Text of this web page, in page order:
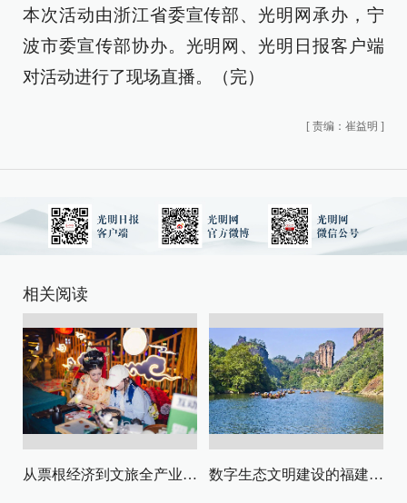
本次活动由浙江省委宣传部、光明网承办，宁
波市委宣传部协办。光明网、光明日报客户端
对活动进行了现场直播。（完）
[ 责编：崔益明 ]
相关阅读
从票根经济到文旅全产业链升级 数字生态文明建设的福建路径与启示